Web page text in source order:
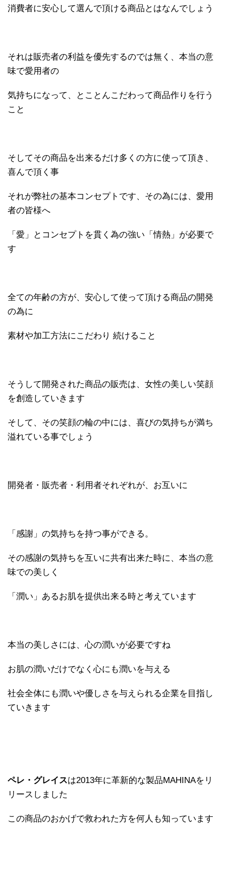
消費者に安心して選んで頂ける商品とはなんでしょう
それは販売者の利益を優先するのでは無く、本当の意
味で愛用者の
気持ちになって、とことんこだわって商品作りを行う
こと
そしてその商品を出来るだけ多くの方に使って頂き、
喜んで頂く事
それが弊社の基本コンセプトです、その為には、愛用
者の皆様へ
「愛」とコンセプトを貫く為の強い「情熱」が必要で
す
全ての年齢の方が、安心して使って頂ける商品の開発
の為に
素材や加工方法にこだわり 続けること
そうして開発された商品の販売は、女性の美しい笑顔
を創造していきます
そして、その笑顔の輪の中には、喜びの気持ちが満ち
溢れている事でしょう
開発者・販売者・利用者それぞれが、お互いに
「感謝」の気持ちを持つ事ができる。
その感謝の気持ちを互いに共有出来た時に、本当の意
味での美しく
「潤い」あるお肌を提供出来る時と考えています
本当の美しさには、心の潤いが必要ですね
お肌の潤いだけでなく心にも潤いを与える
社会全体にも潤いや優しさを与えられる企業を目指し
ていきます
ペレ・グレイスは2013年に革新的な製品MAHINAをリ
リースしました
この商品のおかげで救われた方を何人も知っています